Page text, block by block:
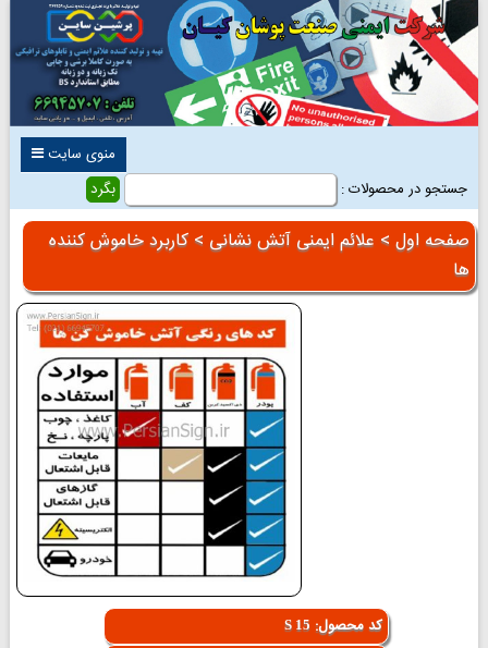
منوی سایت
جستجو در محصولات :
صفحه اول > علائم ایمنی آتش نشانی > کاربرد خاموش کننده
ها
کد محصول: S 15